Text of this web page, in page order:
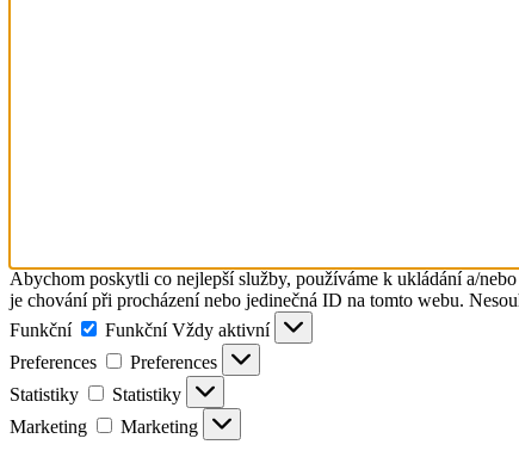
Abychom poskytli co nejlepší služby, používáme k ukládání a/
je chování při procházení nebo jedinečná ID na tomto webu.
Funkční
Funkční Vždy aktivní
Preferences
Preferences
Statistiky
Statistiky
Marketing
Marketing